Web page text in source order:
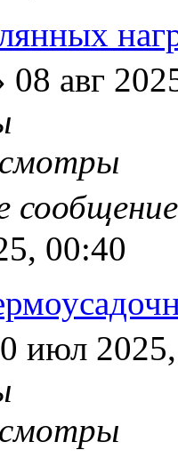
08 авг
00:40
июл